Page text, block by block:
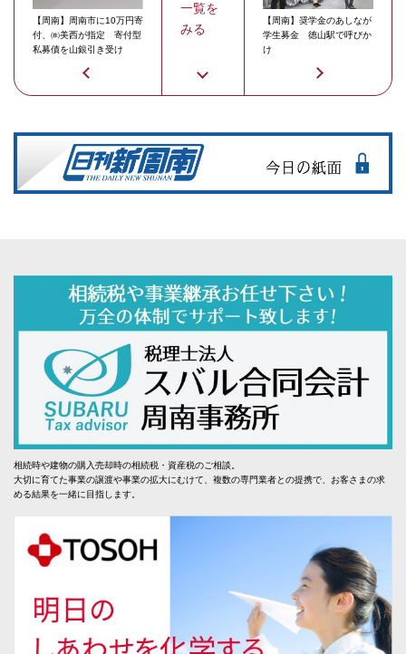
【周南】周南市に10万円寄
付、㈱美西が指定 寄付型
私募債を山銀引き受け
一覧を
みる
【周南】奨学金のあしなが
学生募金 徳山駅で呼びか
け
相続時や建物の購入売却時の相続税・資産税のご相談。
大切に育てた事業の譲渡や事業の拡大にむけて、複数の専門業者との提携で、お客さまの求
める結果を一緒に目指します。